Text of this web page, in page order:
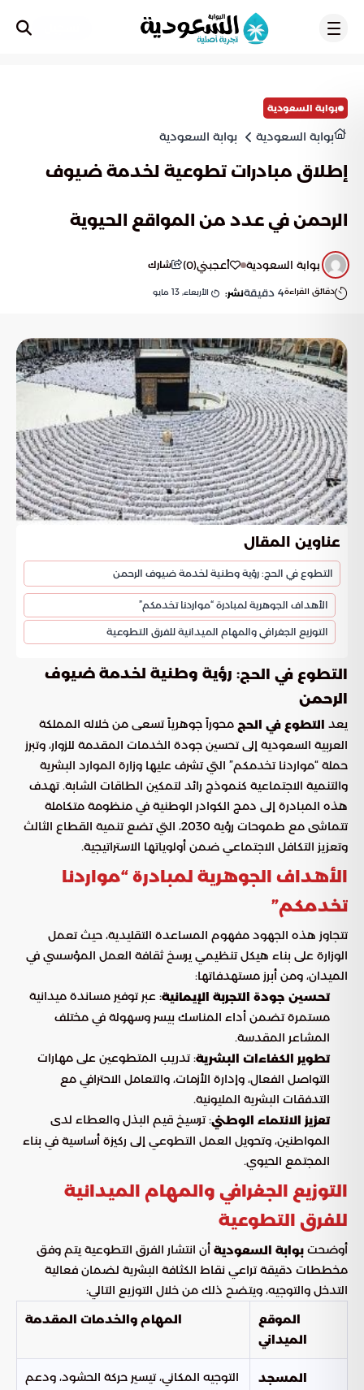
بوابة السعودية
بوابة السعودية بوابة السعودية
إطلاق مبادرات تطوعية لخدمة ضيوف
الرحمن في عدد من المواقع الحيوية
بوابة السعودية أعجبني(
0
) شارك
دقائق القراءة4 دقيقةنشر: الأربعاء, 13 مايو
عناوين المقال
التطوع في الحج: رؤية وطنية لخدمة ضيوف الرحمن
الأهداف الجوهرية لمبادرة “مواردنا تخدمكم”
التوزيع الجغرافي والمهام الميدانية للفرق التطوعية
التطوع في الحج: رؤية وطنية لخدمة ضيوف
الرحمن
يعد التطوع في الحج محوراً جوهرياً تسعى من خلاله المملكة
العربية السعودية إلى تحسين جودة الخدمات المقدمة للزوار، وتبرز
حملة “مواردنا تخدمكم” التي تشرف عليها وزارة الموارد البشرية
والتنمية الاجتماعية كنموذج رائد لتمكين الطاقات الشابة. تهدف
هذه المبادرة إلى دمج الكوادر الوطنية في منظومة متكاملة
تتماشى مع طموحات رؤية 2030، التي تضع تنمية القطاع الثالث
وتعزيز التكافل الاجتماعي ضمن أولوياتها الاستراتيجية.
الأهداف الجوهرية لمبادرة “مواردنا
تخدمكم”
تتجاوز هذه الجهود مفهوم المساعدة التقليدية، حيث تعمل
الوزارة على بناء هيكل تنظيمي يرسخ ثقافة العمل المؤسسي في
الميدان، ومن أبرز مستهدفاتها:
تحسين جودة التجربة الإيمانية: عبر توفير مساندة ميدانية
مستمرة تضمن أداء المناسك بيسر وسهولة في مختلف
المشاعر المقدسة.
تطوير الكفاءات البشرية: تدريب المتطوعين على مهارات
التواصل الفعال، وإدارة الأزمات، والتعامل الاحترافي مع
التدفقات البشرية المليونية.
تعزيز الانتماء الوطني: ترسيخ قيم البذل والعطاء لدى
المواطنين، وتحويل العمل التطوعي إلى ركيزة أساسية في بناء
المجتمع الحيوي.
التوزيع الجغرافي والمهام الميدانية
للفرق التطوعية
أوضحت بوابة السعودية أن انتشار الفرق التطوعية يتم وفق
مخططات دقيقة تراعي نقاط الكثافة البشرية لضمان فعالية
التدخل والتوجيه، ويتضح ذلك من خلال التوزيع التالي:
الموقع
الميداني
المهام والخدمات المقدمة
المسجد
التوجيه المكاني، تيسير حركة الحشود، ودعم